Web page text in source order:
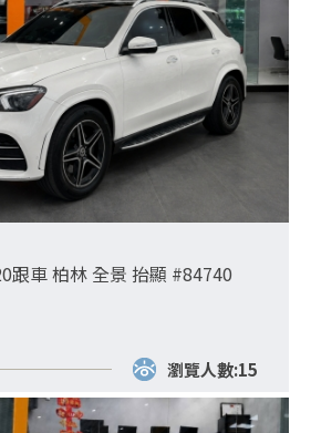
跟車 柏林 全景 抬顯 #84740
瀏覽人數:15